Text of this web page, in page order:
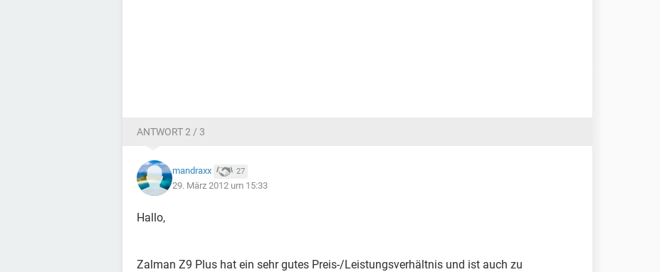
ANTWORT 2 / 3
mandraxx 27
29. März 2012 um 15:33
Hallo,
Zalman Z9 Plus hat ein sehr gutes Preis-/Leistungsverhältnis und ist auch zu